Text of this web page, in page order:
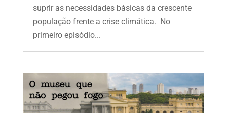
suprir as necessidades básicas da crescente
população frente a crise climática. No
primeiro episódio...